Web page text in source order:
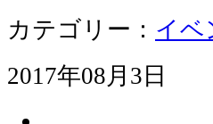
カテゴリー： イベ
2017年08月3日